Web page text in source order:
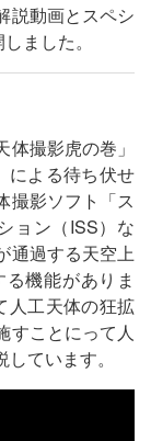
説動画とスペシ
ました。
撮影虎の巻」
による待ち伏せ
撮影ソフト「ス
ョン（ISS）な
通過する天空上
機能がありま
人工天体の狂拡
すことにって人
ています。